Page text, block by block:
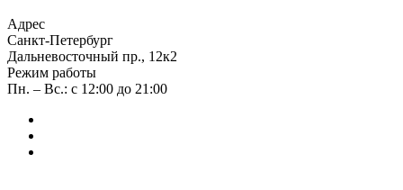
Адрес
Санкт-Петербург
Дальневосточный пр., 12к2
Режим работы
Пн. – Вс.: с 12:00 до 21:00